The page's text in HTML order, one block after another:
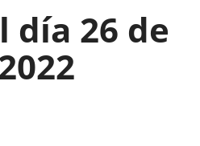
externa.
una
día 26 de